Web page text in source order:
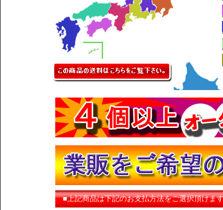
■上記商品は下記のお支払方法をご選択頂けま